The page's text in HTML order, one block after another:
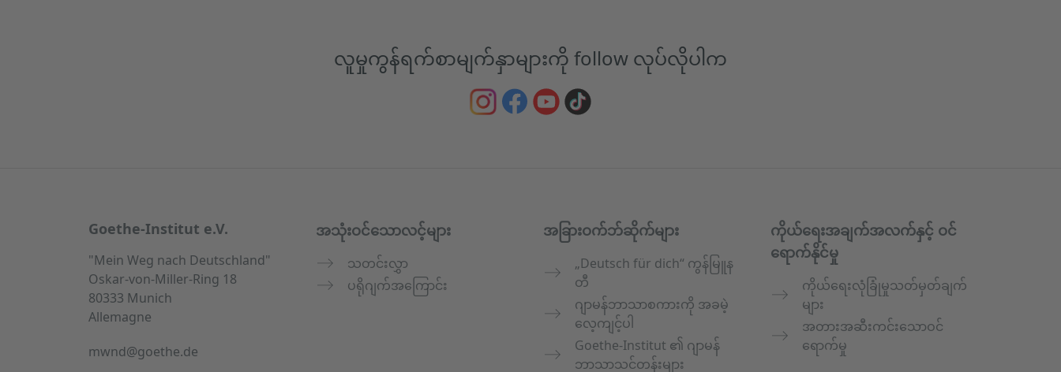
လူမှုကွန်ရက်စာမျက်နှာများကို follow လုပ်လိုပါက
Service- und Informationsbereich
Goethe-Institut e.V.
"Mein Weg nach Deutschland"
Oskar-von-Miller-Ring 18
80333 Munich
Allemagne
mwnd@goethe.de
အသုံးဝင်သောလင့်များ
သတင်းလွှာ
ပရိုဂျက်အကြောင်း
အခြားဝက်ဘ်ဆိုက်များ
„Deutsch für dich“ ကွန်မြူန
တီ
ဂျာမန်ဘာသာစကားကို အခမဲ့
လေ့ကျင့်ပါ
Goethe-Institut ၏ ဂျာမန်
ဘာသာသင်တန်းများ
ကိုယ်ရေးအချက်အလက်နှင့် ဝင်
ရောက်နိုင်မှု
ကိုယ်ရေးလုံခြုံမှုသတ်မှတ်ချက်
များ
အတားအဆီးကင်းသောဝင်
ရောက်မှု